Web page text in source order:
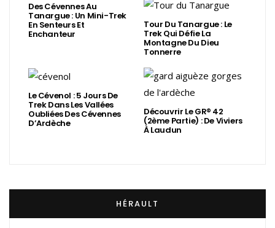
Des Cévennes Au
Tanargue : Un Mini-Trek
En Senteurs Et
Enchanteur
Tour Du Tanargue : Le
Trek Qui Défie La
Montagne Du Dieu
Tonnerre
Le Cévenol : 5 Jours De
Trek Dans Les Vallées
Oubliées Des Cévennes
D’Ardèche
Découvrir Le GR® 42
(2ème Partie) : De Viviers
À Laudun
HÉRAULT